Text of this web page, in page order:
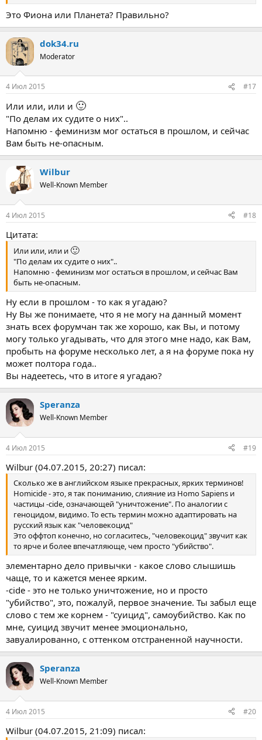
Это Фиона или Планета? Правильно?
dok34.ru
Moderator
4 Июл 2015 #17
Или или, или и 🙂
"По делам их судите о них"..
Напомню - феминизм мог остаться в прошлом, и сейчас
Вам быть не-опасным.
Wilbur
Well-Known Member
4 Июл 2015 #18
Цитата:
Или или, или и 🙂
"По делам их судите о них"..
Напомню - феминизм мог остаться в прошлом, и сейчас Вам
быть не-опасным.
Ну если в прошлом - то как я угадаю?
Ну Вы же понимаете, что я не могу на данный момент
знать всех форумчан так же хорошо, как Вы, и потому
могу только угадывать, что для этого мне надо, как Вам,
пробыть на форуме несколько лет, а я на форуме пока ну
может полтора года..
Вы надеетесь, что в итоге я угадаю?
Speranza
Well-Known Member
4 Июл 2015 #19
Wilbur (04.07.2015, 20:27) писал:
Сколько же в английском языке прекрасных, ярких терминов!
Homicide - это, я так пониманию, слияние из Homo Sapiens и
частицы -cide, означающей "уничтожение". По аналогии с
геноцидом, видимо. То есть термин можно адаптировать на
русский язык как "человекоцид"
Это оффтоп конечно, но согласитесь, "человекоцид" звучит как
то ярче и более впечатляюще, чем просто "убийство".
элементарно дело привычки - какое слово слышишь
чаще, то и кажется менее ярким.
-cide - это не только уничтожение, но и просто
"убийство", это, пожалуй, первое значение. Ты забыл еще
слово с тем же корнем - "суицид", самоубийство. Как по
мне, суицид звучит менее эмоционально,
завуалированно, с оттенком отстраненной научности.
Speranza
Well-Known Member
4 Июл 2015 #20
Wilbur (04.07.2015, 21:09) писал: